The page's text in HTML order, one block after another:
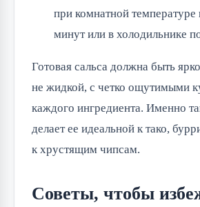
при комнатной температуре
минут или в холодильнике
Готовая сальса должна быть
не жидкой, с четко ощутимыми
каждого ингредиента. Именно
делает ее идеальной к тако,
к хрустящим чипсам.
Советы, чтобы